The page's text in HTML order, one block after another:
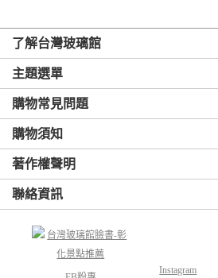
了解台灣玻璃館
主題選單
購物常見問題
購物須知
著作權聲明
聯絡資訊
Instagram